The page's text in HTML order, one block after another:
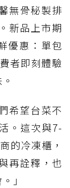
無骨秘製排
新品上市期
優惠：單包
者即刻體驗
希望台菜不
。這次與7-
的冷凍櫃，
再詮釋，也
」